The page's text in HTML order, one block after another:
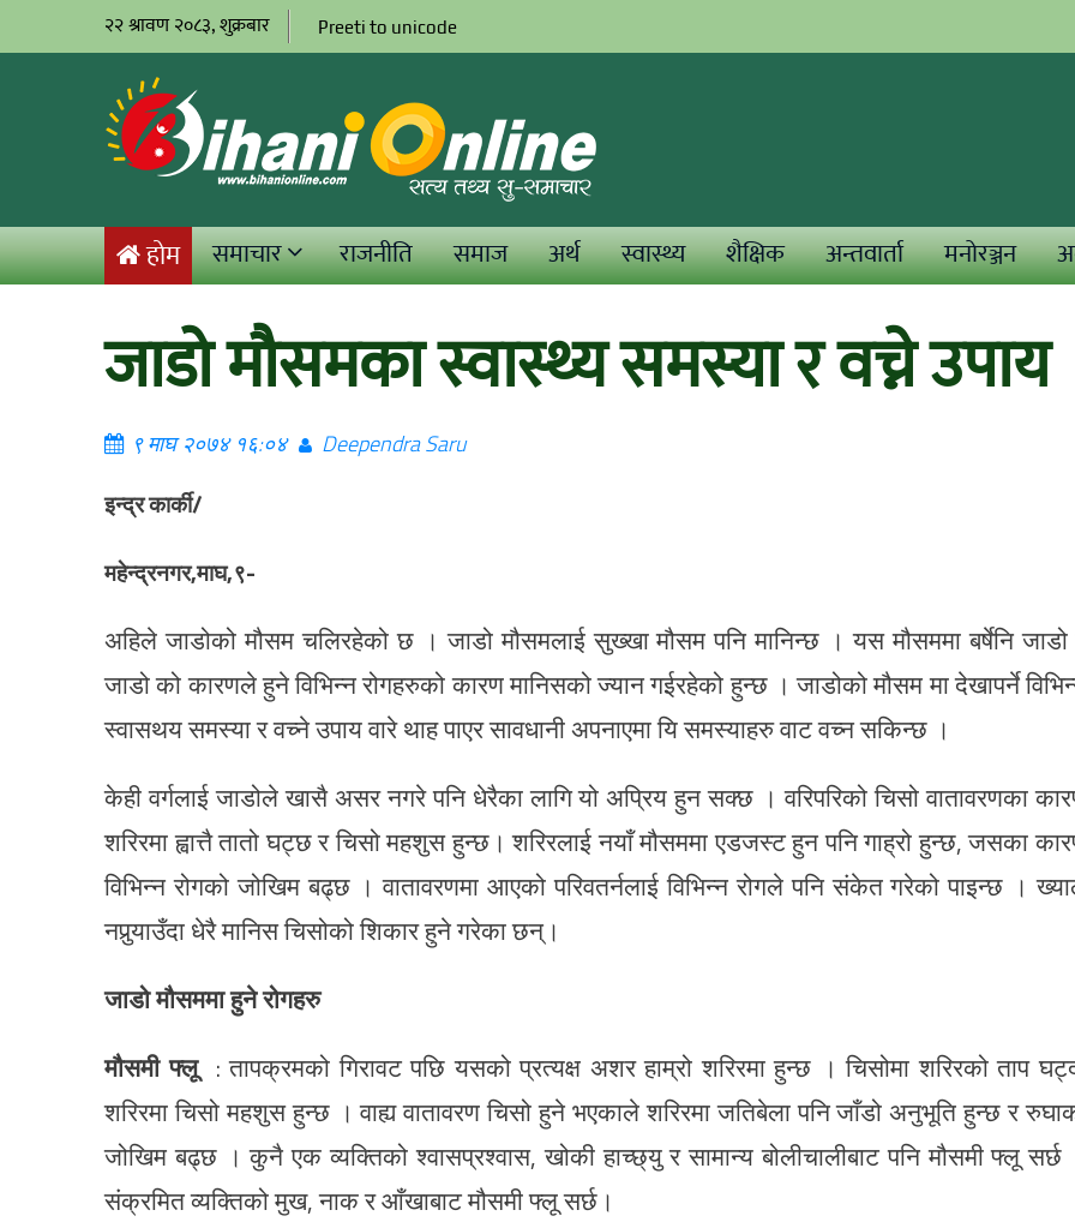
२२ श्रावण २०८३, शुक्रबार Preeti to unicode
होम समाचार राजनीति समाज अर्थ स्वास्थ्य शैक्षिक अन्तवार्ता मनोरञ्जन
जाडो मौसमका स्वास्थ्य समस्या र वच्ने उपाय
९ माघ २०७४ १६:०४ Deependra Saru
इन्द्र कार्की/
महेन्द्रनगर,माघ,९-
अहिले जाडोको मौसम चलिरहेको छ । जाडो मौसमलाई सुख्खा मौसम पनि मानिन्छ । यस मौसममा बर्षेनि
जाडो को कारणले हुने विभिन्न रोगहरुको कारण मानिसको ज्यान गईरहेको हुन्छ । जाडोको मौसम मा देखापर्ने
स्वासथय समस्या र वच्ने उपाय वारे थाह पाएर सावधानी अपनाएमा यि समस्याहरु वाट वच्न सकिन्छ ।
केही वर्गलाई जाडोले खासै असर नगरे पनि धेरैका लागि यो अप्रिय हुन सक्छ । वरिपरिको चिसो वातावरणका
शरिरमा ह्वात्तै तातो घट्छ र चिसो महशुस हुन्छ। शरिरलाई नयाँ मौसममा एडजस्ट हुन पनि गाह्रो हुन्छ, जसका
विभिन्न रोगको जोखिम बढ्छ । वातावरणमा आएको परिवतर्नलाई विभिन्न रोगले पनि संकेत गरेको पाइन्छ ।
नपुर्‍याउँदा धेरै मानिस चिसोको शिकार हुने गरेका छन्।
जाडो मौसममा हुने रोगहरु
मौसमी फ्लू : तापक्रमको गिरावट पछि यसको प्रत्यक्ष अशर हाम्रो शरिरमा हुन्छ । चिसोमा शरिरको ताप
शरिरमा चिसो महशुस हुन्छ । वाह्य वातावरण चिसो हुने भएकाले शरिरमा जतिबेला पनि जाँडो अनुभूति हुन्छ र
जोखिम बढ्छ । कुनै एक व्यक्तिको श्वासप्रश्वास, खोकी हाच्छ्यु र सामान्य बोलीचालीबाट पनि मौसमी फ्लू सर्छ
संक्रमित व्यक्तिको मुख, नाक र आँखाबाट मौसमी फ्लू सर्छ।